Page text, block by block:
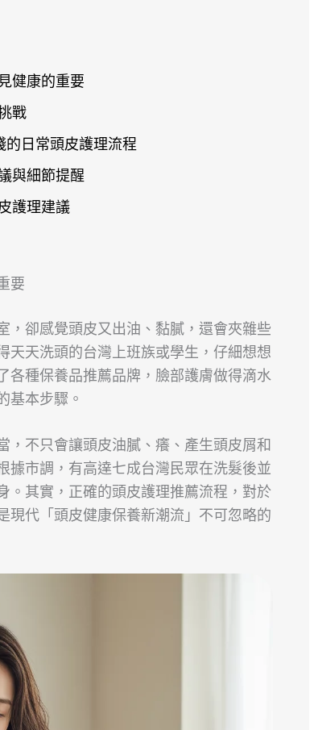
健康的重要
戰
的日常頭皮護理流程
與細節提醒
護理建議
要
，卻感覺頭皮又出油、黏膩，還會夾雜些
天天洗頭的台灣上班族或學生，仔細想想
各種保養品推薦品牌，臉部護膚做得滴水
基本步驟。
，不只會讓頭皮油膩、癢、產生頭皮屑和
據市調，有高達七成台灣民眾在洗髮後並
。其實，正確的頭皮護理推薦流程，對於
現代「頭皮健康保養新潮流」不可忽略的